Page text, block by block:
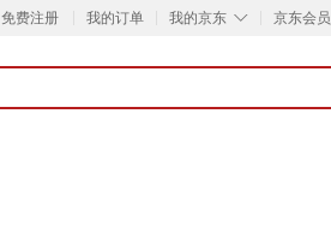
免费注册 我的订单 ◇
我的京东 京东会员